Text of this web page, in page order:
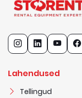
Lahendused
Tellingud